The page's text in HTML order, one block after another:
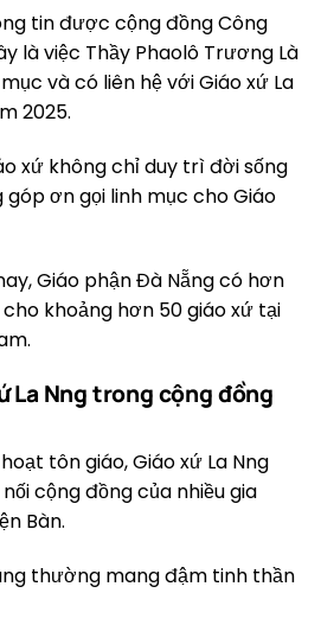
tin được cộng đồng Công
là việc Thầy Phaolô Trương Là
và có liên hệ với Giáo xứ La
2025.
xứ không chỉ duy trì đời sống
ơn gọi linh mục cho Giáo
Giáo phận Đà Nẵng có hơn
khoảng hơn 50 giáo xứ tại
La Nng trong cộng đồng
tôn giáo, Giáo xứ La Nng
cộng đồng của nhiều gia
Bàn.
thường mang đậm tinh thần